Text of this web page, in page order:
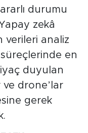
durumu
zekâ
verileri analiz
en
duyulan
drone’lar
gerek